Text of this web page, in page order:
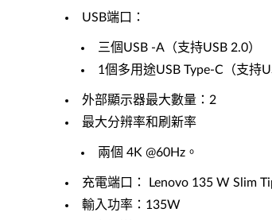
USB端口：
三個USB -A（支持USB 2.0）
1個多用途USB Type-C（支持
外部顯示器最大數量：2
最大分辨率和刷新率
兩個 4K @60Hz。
充電端口： Lenovo 135 W Slim
輸入功率：135W